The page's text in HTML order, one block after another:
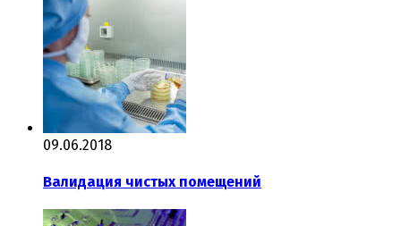
09.06.2018
Валидация чистых помещений